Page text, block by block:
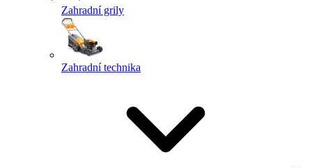
Zahradní grily
Zahradní technika